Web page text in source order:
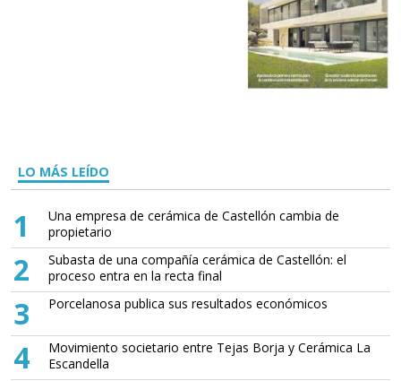
LO MÁS LEÍDO
1
Una empresa de cerámica de Castellón cambia de
propietario
2
Subasta de una compañía cerámica de Castellón: el
proceso entra en la recta final
3 Porcelanosa publica sus resultados económicos
4
Movimiento societario entre Tejas Borja y Cerámica La
Escandella